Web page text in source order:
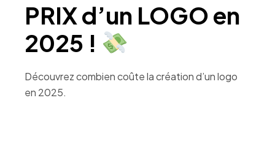
PRIX d’un LOGO en
2025 !
Découvrez combien coûte la création d’un logo
en 2025.